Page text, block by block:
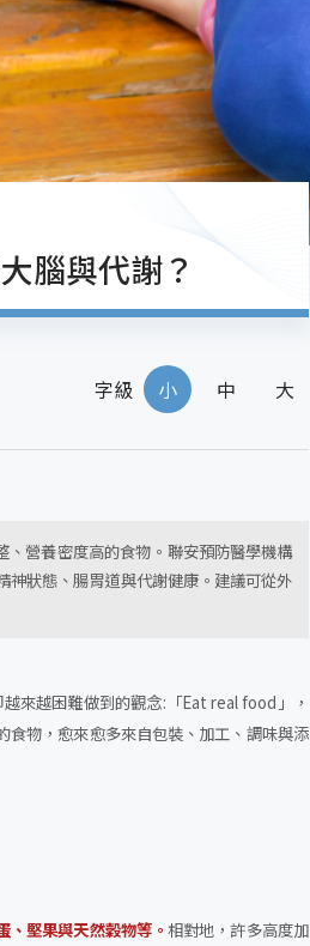
腦與代謝？
字級 小 中 大
、營養密度高的食物。聯安預防醫學機構
神狀態、腸胃道與代謝健康。建議可從外
來越困難做到的觀念:「Eat real food」，
物，愈來愈多來自包裝、加工、調味與添
、堅果與天然穀物等。相對地，許多高度加